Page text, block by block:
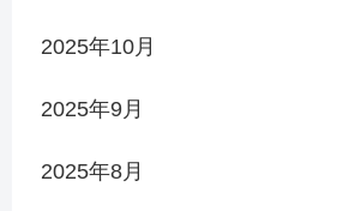
2025年10月
2025年9月
2025年8月